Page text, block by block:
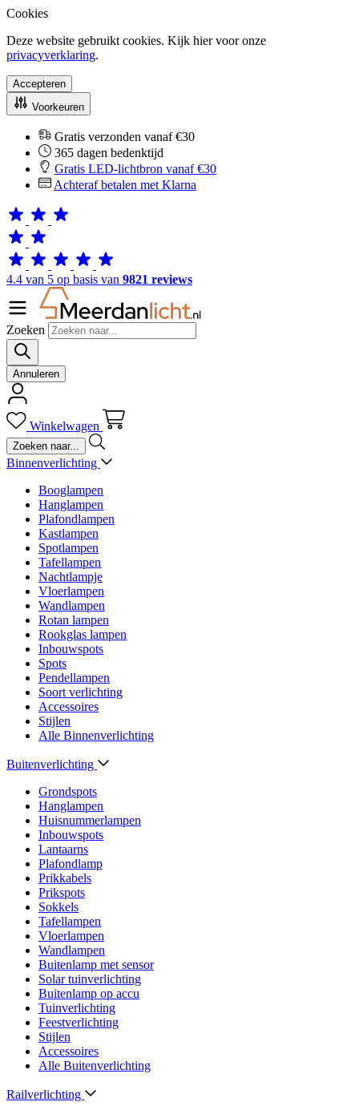
Cookies
Deze website gebruikt cookies. Kijk hier voor onze
privacyverklaring.
Accepteren
Voorkeuren
Gratis verzonden vanaf €30
365 dagen bedenktijd
Gratis LED-lichtbron vanaf €30
Achteraf betalen met Klarna
4.4 van 5 op basis van 9821 reviews
Zoeken
Annuleren
Winkelwagen
Binnenverlichting
Booglampen
Hanglampen
Plafondlampen
Kastlampen
Spotlampen
Tafellampen
Nachtlampje
Vloerlampen
Wandlampen
Rotan lampen
Rookglas lampen
Inbouwspots
Spots
Pendellampen
Soort verlichting
Accessoires
Stijlen
Alle Binnenverlichting
Buitenverlichting
Grondspots
Hanglampen
Huisnummerlampen
Inbouwspots
Lantaarns
Plafondlamp
Prikkabels
Prikspots
Sokkels
Tafellampen
Vloerlampen
Wandlampen
Buitenlamp met sensor
Solar tuinverlichting
Buitenlamp op accu
Tuinverlichting
Feestverlichting
Stijlen
Accessoires
Alle Buitenverlichting
Railverlichting